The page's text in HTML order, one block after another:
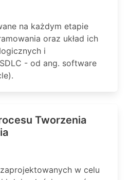
na każdym etapie
oraz układ ich
i
- od ang. software
Tworzenia
w celu